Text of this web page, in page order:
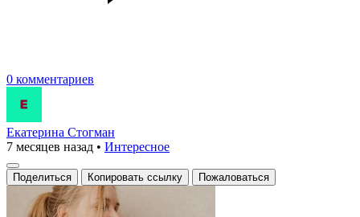
0 комментариев
Екатерина Стогман
7 месяцев назад • Интересное
Поделиться Копировать ссылку Пожаловаться